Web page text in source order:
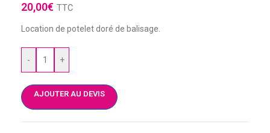
20,00€ TTC
Location de potelet doré de balisage.
- +
AJOUTER AU DEVIS